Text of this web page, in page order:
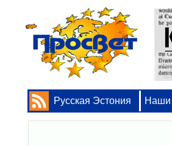
Русская Эстония Наши